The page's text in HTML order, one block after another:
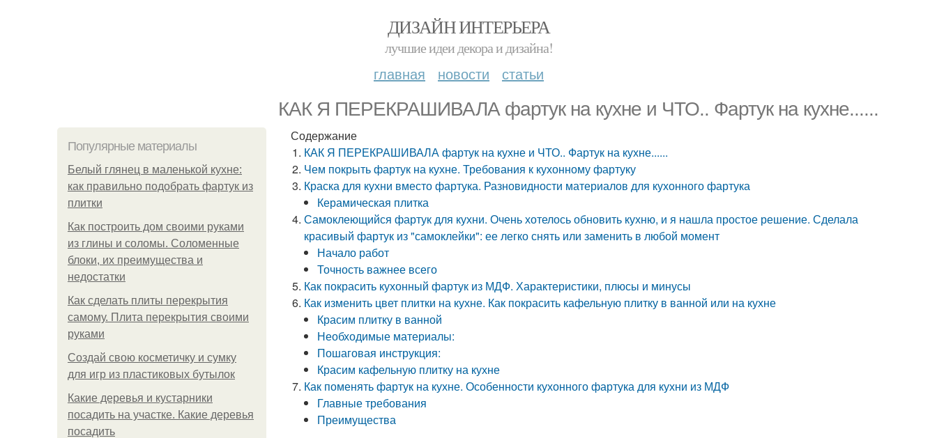
ДИЗАЙН ИНТЕРЬЕРА
лучшие идеи декора и дизайна!
главная новости статьи
КАК Я ПЕРЕКРАШИВАЛА фартук на кухне и ЧТО.. Фартук на кухне......
Популярные материалы
Белый глянец в маленькой кухне:
как правильно подобрать фартук из
плитки
Как построить дом своими руками
из глины и соломы. Соломенные
блоки, их преимущества и
недостатки
Как сделать плиты перекрытия
самому. Плита перекрытия своими
руками
Создай свою косметичку и сумку
для игр из пластиковых бутылок
Какие деревья и кустарники
посадить на участке. Какие деревья
посадить
Содержание
КАК Я ПЕРЕКРАШИВАЛА фартук на кухне и ЧТО.. Фартук на кухне......
Чем покрыть фартук на кухне. Требования к кухонному фартуку
Краска для кухни вместо фартука. Разновидности материалов для кухонного фартука
Керамическая плитка
Самоклеющийся фартук для кухни. Очень хотелось обновить кухню, и я нашла простое решение. Сделала
красивый фартук из "самоклейки": ее легко снять или заменить в любой момент
Начало работ
Точность важнее всего
Как покрасить кухонный фартук из МДФ. Характеристики, плюсы и минусы
Как изменить цвет плитки на кухне. Как покрасить кафельную плитку в ванной или на кухне
Красим плитку в ванной
Необходимые материалы:
Пошаговая инструкция:
Красим кафельную плитку на кухне
Как поменять фартук на кухне. Особенности кухонного фартука для кухни из МДФ
Главные требования
Преимущества